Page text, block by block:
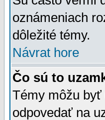
oznámeniach
dôležité témy.
Návrat hore
Čo sú to
Témy môžu byť
odpovedať na